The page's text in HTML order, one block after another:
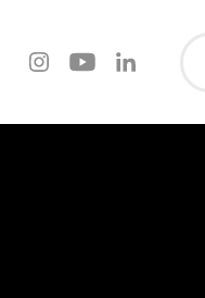
FacebookInstagramYoutube